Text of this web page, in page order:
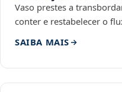
Vaso prestes a
conter e restabelecer o
SAIBA MAIS